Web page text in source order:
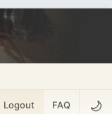
Logout FAQ 🌙